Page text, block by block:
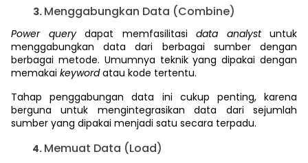
Menggabungkan Data (Combine)
Power query dapat memfasilitasi data analyst untuk
menggabungkan data dari berbagai sumber dengan
berbagai metode. Umumnya teknik yang dipakai dengan
memakai keywordatau kode tertentu.
Tahap penggabungan data ini cukup penting, karena
berguna untuk mengintegrasikan data dari sejumlah
sumber yang dipakai menjadi satu secara terpadu.
Memuat Data (Load)